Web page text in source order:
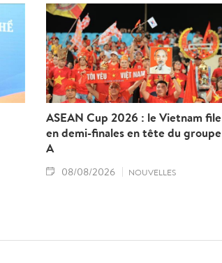
ASEAN Cup 2026 : le Vietnam file
en demi-finales en tête du groupe
A
08/08/2026 NOUVELLES